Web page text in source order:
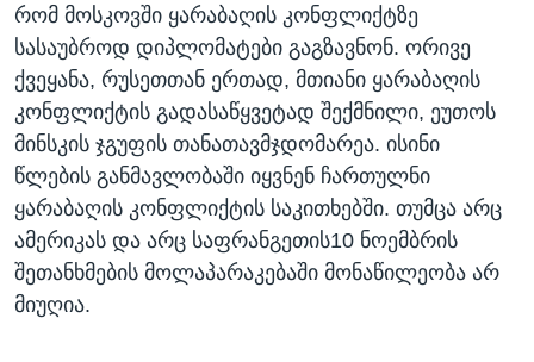
რომ მოსკოვში ყარაბაღის კონფლიქტზე
სასაუბროდ დიპლომატები გაგზავნონ. ორივე
ქვეყანა, რუსეთთან ერთად, მთიანი ყარაბაღის
კონფლიქტის გადასაწყვეტად შექმნილი, ეუთოს
მინსკის ჯგუფის თანათავმჯდომარეა. ისინი
წლების განმავლობაში იყვნენ ჩართულნი
ყარაბაღის კონფლიქტის საკითხებში. თუმცა არც
ამერიკას და არც საფრანგეთის10 ნოემბრის
შეთანხმების მოლაპარაკებაში მონაწილეობა არ
მიუღია.